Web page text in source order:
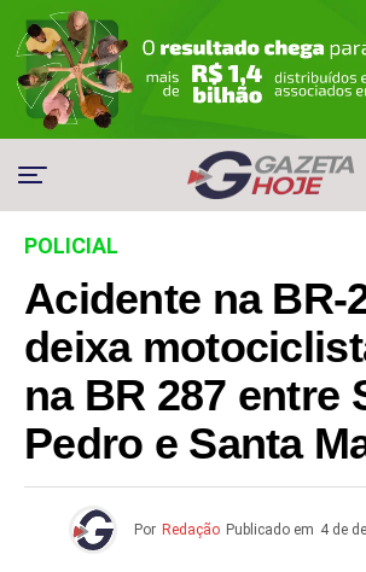
POLICIAL
Acidente na BR-
deixa
na BR 287 entre
Pedro e Santa
Por Redação Publicado em 4 de